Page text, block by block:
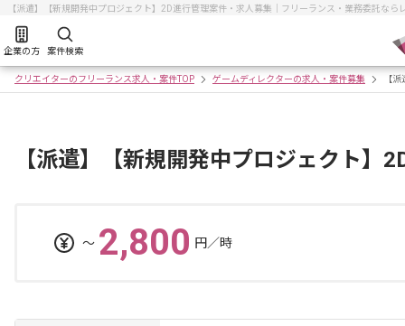
【派遣】【新規開発中プロジェクト】2D進行管理案件・求人募集｜フリーランス・業務委託なら
企業の方 案件検索
クリエイターのフリーランス求人・案件TOP ゲームディレクターの求人・案件募集 【
【派遣】【新規開発中プロジェクト】
〜 2,800 円／時